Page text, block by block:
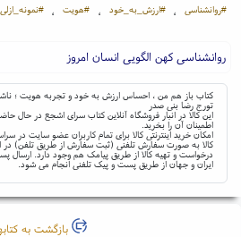
#روانشناسی ، #ارزش_به_خود ، #هویت ، #نمونه_ازلی
روانشناسی کهن الگویی انسان امروز
کتاب باز هم من ، احساس ارزش به خود و تجربه هویت ؛
تورج رضا بنی صدر
این کالا در انبار فروشگاه آنلاین کتاب سرای اشجع در حال
اطمینان آن را بخرید.
امکان خرید اینترنتی کالا برای تمام کاربران عضو سایت در
کالا به صورت سفارش تلفنی (ثبت سفارش از طریق تلفن) در
درخواست و تهیه کالا از طریق پیامک هم وجود دارد. ارسال
ایران و جهان از طریق پست و پیک تلفنی انجام می شود.
بازگشت به